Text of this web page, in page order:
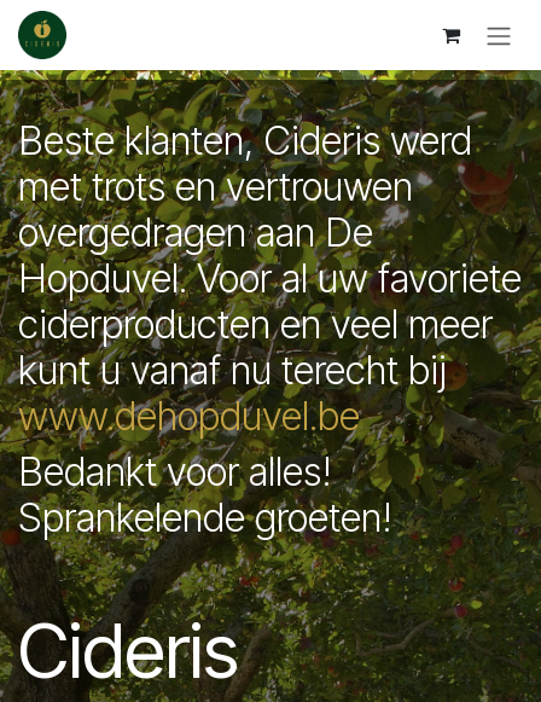
Overslaan naar inhoud
Beste klanten, Cideris werd
met trots en vertrouwen
overgedragen aan De
Hopduvel. Voor al uw favoriete
ciderproducten en veel meer
kunt u vanaf nu terecht bij
www.dehopduvel.be
Bedankt voor alles!
Sprankelende groeten!
Cideris